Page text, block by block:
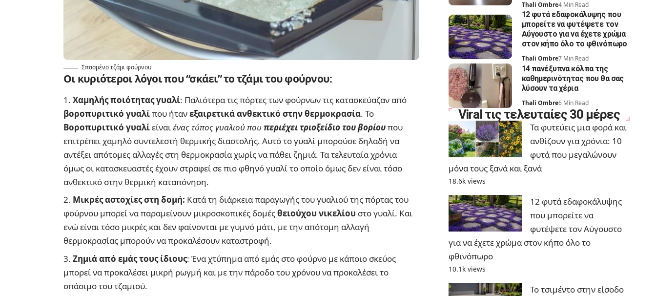
Σπασμένο τζάμι φούρνου
Οι κυριότεροι λόγοι που “σκάει” το τζάμι του φούρνου:
Χαμηλής ποιότητας γυαλί: Παλιότερα τις πόρτες των φούρνων τις κατασκεύαζαν από
βοροπυριτικό γυαλίπου ήτανεξαιρετικά ανθεκτικό στην θερμοκρασία. Το
Βοροπυριτικό γυαλίείναιένας τύπος γυαλιού πουπεριέχει τριοξείδιο του βορίουπου
επιτρέπει χαμηλό συντελεστή θερμικής διαστολής. Αυτό το γυαλί μπορούσε δηλαδή να
αντέξει απότομες αλλαγές στη θερμοκρασία χωρίς να πάθει ζημιά. Τα τελευταία χρόνια
όμως οι κατασκευαστές έχουν στραφεί σε πιο φθηνό γυαλί το οποίο όμως δεν είναι τόσο
ανθεκτικό στην θερμική καταπόνηση.
Μικρές αστοχίες στη δομή: Κατά τη διάρκεια παραγωγής του γυαλιού της πόρτας του
φούρνου μπορεί να παραμείνουν μικροσκοπικές δομέςθειούχου νικελίου στο γυαλί. Και
ενώ είναι τόσο μικρές και δεν φαίνονται με γυμνό μάτι, με την απότομη αλλαγή
θερμοκρασίας μπορούν να προκαλέσουν καταστροφή.
Ζημιά από εμάς τους ίδιους: Ένα χτύπημα από εμάς στο φούρνο με κάποιο σκεύος
μπορεί να προκαλέσει μικρή ρωγμή και με την πάροδο του χρόνου να προκαλέσει το
σπάσιμο του τζαμιού.
Thali Ombre4 Min Read
12 φυτά εδαφοκάλυψης που
μπορείτε να φυτέψετε τον
Αύγουστο για να έχετε χρώμα
στον κήπο όλο το φθινόπωρο
Thali Ombre7 Min Read
14 πανέξυπνα κόλπα της
καθημερινότητας που θα σας
λύσουν τα χέρια
Thali Ombre6 Min Read
Viral τις τελευταίες 30 μέρες
Τα φυτεύεις μια φορά και
ανθίζουν για χρόνια: 10
φυτά που μεγαλώνουν
μόνα τους ξανά και ξανά
18.6k views
12 φυτά εδαφοκάλυψης
που μπορείτε να
φυτέψετε τον Αύγουστο
για να έχετε χρώμα στον κήπο όλο το
φθινόπωρο
10.1k views
Το τσιμέντο στην είσοδο